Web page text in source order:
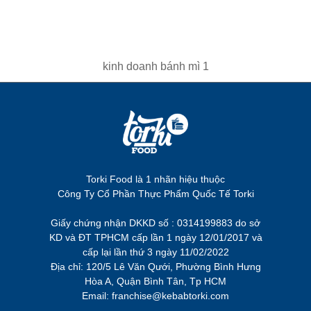
kinh doanh bánh mì 1
Torki Food là 1 nhãn hiệu thuộc
Công Ty Cổ Phần Thực Phẩm Quốc Tế Torki
Giấy chứng nhận DKKD số : 0314199883 do sở
KD và ĐT TPHCM cấp lần 1 ngày 12/01/2017 và
cấp lại lần thứ 3 ngày 11/02/2022
Địa chỉ: 120/5 Lê Văn Qưới, Phường Bình Hưng
Hòa A, Quận Bình Tân, Tp HCM
Email: franchise@kebabtorki.com